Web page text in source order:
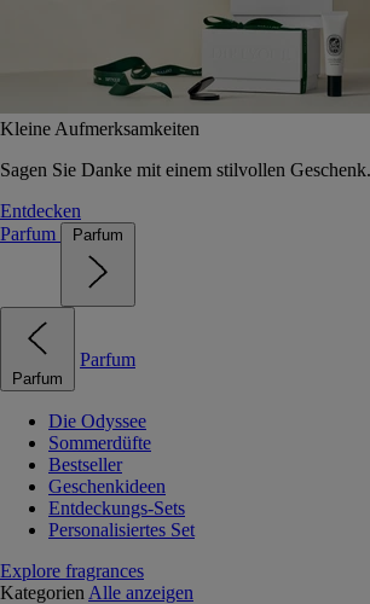
Kleine Aufmerksamkeiten
Sagen Sie Danke mit einem stilvollen Geschenk.
Entdecken
Parfum
Parfum
Parfum
Parfum
Die Odyssee
Sommerdüfte
Bestseller
Geschenkideen
Entdeckungs-Sets
Personalisiertes Set
Explore fragrances
Kategorien Alle anzeigen